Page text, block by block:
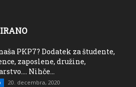
PKP7? Dodatek za študente,
zaposlene, družine,
Nihče...
20. decembra, 2020